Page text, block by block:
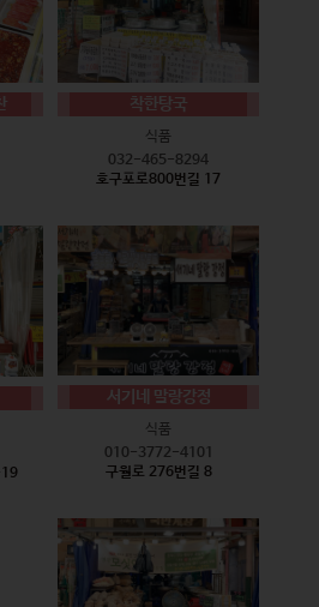
착한탕국
식품
032-465-8294
호구포로800번길 17
서기네 말랑강정
식품
010-3772-4101
구월로 276번길 8